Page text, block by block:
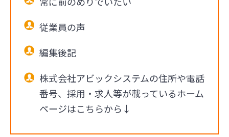
従業員の声
編集後記
株式会社アビックシステムの住所や電話
番号、採用・求人等が載っているホーム
ページはこちらから↓